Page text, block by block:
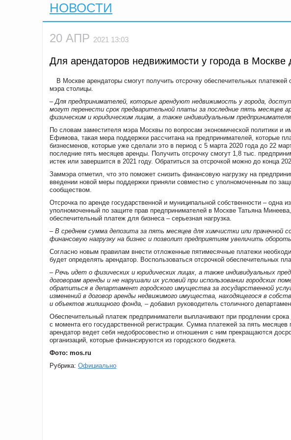
НОВОСТИ
20 АПР 2021 13:03
Для арендаторов недвижимости у города в Москве
В Москве арендаторы смогут получить отсрочку обеспечительных платежей
мэра столицы.
–Для предпринимателей, которые арендуют недвижимость у города,
могут перенести срок предварительной платы за последние пять месяцев
физическим и юридическим лицам, а также индивидуальным
По словам заместителя мэра Москвы по вопросам экономической политики и
Ефимова, такая мера поддержки рассчитана на предпринимателей, которые
бизнесменов, которые уже сделали это в период с 5 марта 2020 года до 22
последние пять месяцев аренды. Получить отсрочку смогут 1,8 тыс.
истек или завершится в 2021 году. Обратиться за отсрочкой можно до конца
Заммэраотметил, что это поможет снизить финансовую нагрузку на
введении новой меры поддержки приняли совместно с уполномоченным по
сообществом.
Отсрочка по аренде государственной и муниципальной собственности –одна
уполномоченный по защите прав предпринимателей в Москве Татьяна
обеспечительный платеж для бизнеса –серьезная нагрузка.
– В среднем сумма депозита за пять месяцев для химчистки или прачечной
финансовую нагрузку на бизнес и позволит предприятиям увеличить
Согласно новым правилам внести отложенные пятимесячные платежи
будет определять арендатор. Воспользоваться отсрочкой обеспечительных
– Речь идет о физических и юридических лицах, а также индивидуальных
договорам аренды и не нарушали их условий при использовании городских
обратиться в департамент городского имущества за государственной
изменений в договор аренды недвижимого имущества, находящегося в
и объектов жилищного фонда, – добавил руководитель столичного
Обеспечительный платеж предприниматели выплачивают при продлении
с момента его государственной регистрации. Сумма платежей за пять
арендатор ведет себя недобросовестно и отношения с ним прекращаются
организаций, которые финансируются из городского бюджета.
Фото: mos.ru
Рубрика: Официально